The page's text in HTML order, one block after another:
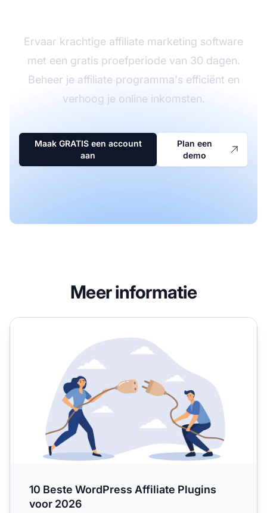
Ervaar krachtige affiliate marketing software
met een gratis proefperiode van 30 dagen.
Beheer je affiliate programma's efficiënt en
verhoog je online inkomsten.
Maak GRATIS een account
aan
Plan een
demo
Meer informatie
10 Beste WordPress Affiliate Plugins voor 2026
10 Beste WordPress Affiliate Plugins
voor 2026